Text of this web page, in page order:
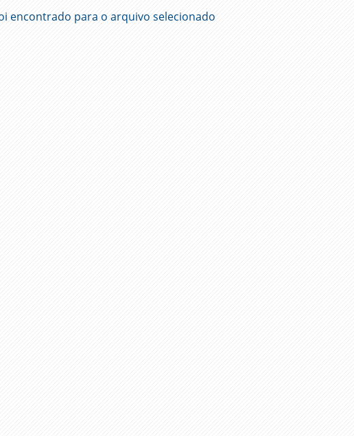
encontrado para o arquivo selecionado